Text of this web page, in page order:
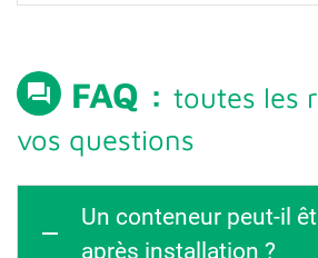
question_answer FAQ : toutes les
vos questions
Un conteneur peut-il
après installation ?